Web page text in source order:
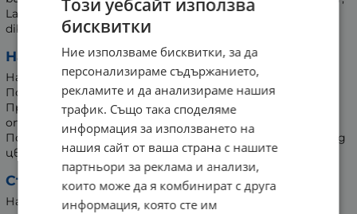
Lactic acid, Malic acid, Hexanal, Trimethylpentanediyl
dibenzoate, Aqua, Polyvinyl butyral, Panthenol, CI 60725.
Начин на употреба:
Нанесете върху почистени естествени нокти.
Повторете покритието след 2-3 дни.
Препоръка: Нанасяйте на увредени нокти след
отстраняване на ноктопластика или гел лак.
Поставяйте 2 пъти в седмицата или като основа под
цветен лак за нокти.
Съхранение:
На сухо място, недостъпно за деца.
бисквитки
Ние използваме бисквитки, за да
персонализираме съдържанието,
рекламите и да анализираме нашия
трафик. Също така споделяме
информация за използването на
нашия сайт от ваша страна с нашите
партньори за реклама и анализи,
които може да я комбинират с друга
информация, която сте им